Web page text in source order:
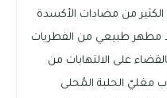
الكثير من مضادات الأكسدة
مطهر طبيعي من الفطريات
على الالتهابات من
مغليّ الحلبة المُحلى